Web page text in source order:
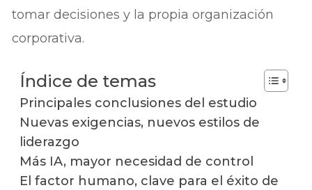
tomar decisiones y la propia organización
corporativa.
Índice de temas
Principales conclusiones del estudio
Nuevas exigencias, nuevos estilos de
liderazgo
Más IA, mayor necesidad de control
El factor humano, clave para el éxito de